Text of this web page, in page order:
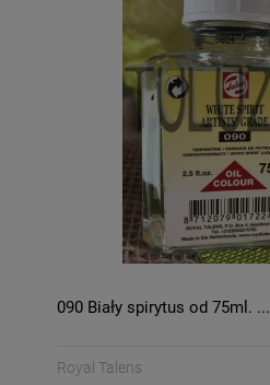
090 Biały spirytus od 75ml. ...
Royal Talens